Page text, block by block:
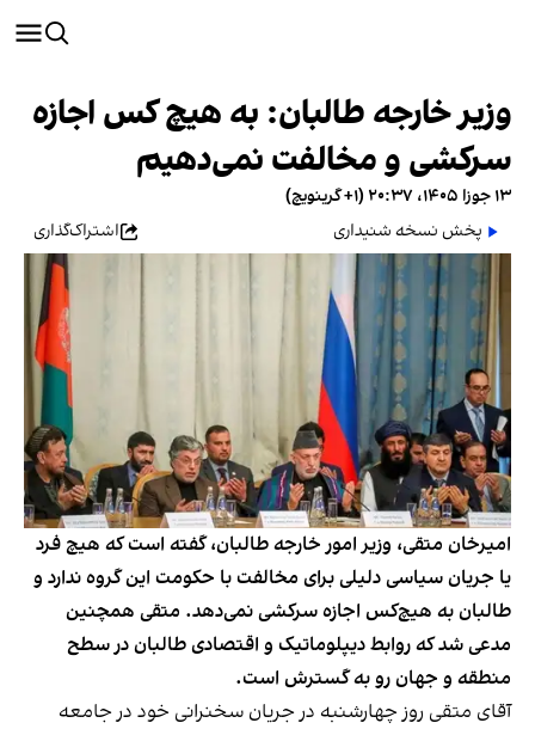
وزیر خارجه طالبان: به هیچ کس اجازه
سرکشی و مخالفت نمی‌دهیم
۱۳ جوزا ۱۴۰۵، ۲۰:۳۷ (‎+۱ گرینویچ)
پخش نسخه شنیداری
اشتراک‌گذاری
امیرخان متقی، وزیر امور خارجه طالبان، گفته است که هیچ فرد
یا جریان سیاسی دلیلی برای مخالفت با حکومت این گروه ندارد و
طالبان به هیچ‌کس اجازه سرکشی نمی‌دهد. متقی همچنین
مدعی شد که روابط دیپلوماتیک و اقتصادی طالبان در سطح
منطقه و جهان رو به گسترش است.
آقای متقی روز چهارشنبه در جریان سخنرانی خود در جامعه